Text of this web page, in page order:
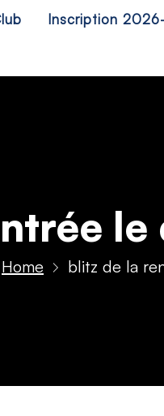
Inscription
Home blitz de la